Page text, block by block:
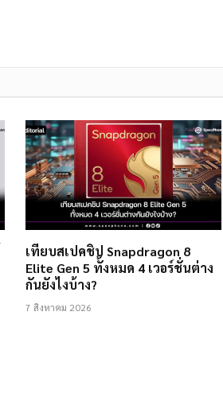
เทียบสเปคชิป Snapdragon 8
Elite Gen 5 ทั้งหมด 4 เวอร์ชั่นต่าง
กันยังไงบ้าง?
7 สิงหาคม 2026